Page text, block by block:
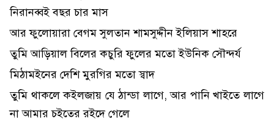
নিরানব্বই বছর চার মাস
আর ফুলোয়ারা বেগম সুলতান শামসুদ্দীন ইলিয়াস শাহরে
তুমি আড়িয়াল বিলের কচুরি ফুলের মতো ইউনিক সৌন্দর্য
মিঠামইনের দেশি মুরগির মতো স্বাদ
তুমি থাকলে কইলজায় যে ঠান্ডা লাগে, আর পানি খাইতে লাগে
না আমার চইতের রইদে গেলে